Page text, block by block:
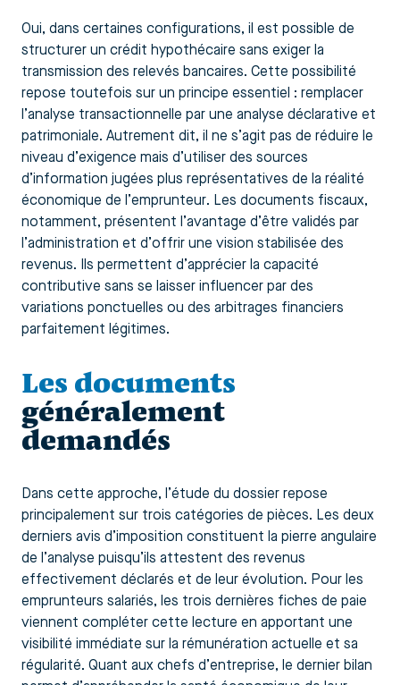
Oui, dans certaines configurations, il est possible de
structurer un crédit hypothécaire sans exiger la
transmission des relevés bancaires. Cette possibilité
repose toutefois sur un principe essentiel : remplacer
l’analyse transactionnelle par une analyse déclarative et
patrimoniale. Autrement dit, il ne s’agit pas de réduire le
niveau d’exigence mais d’utiliser des sources
d’information jugées plus représentatives de la réalité
économique de l’emprunteur. Les documents fiscaux,
notamment, présentent l’avantage d’être validés par
l’administration et d’offrir une vision stabilisée des
revenus. Ils permettent d’apprécier la capacité
contributive sans se laisser influencer par des
variations ponctuelles ou des arbitrages financiers
parfaitement légitimes.
Les documents
généralement
demandés
Dans cette approche, l’étude du dossier repose
principalement sur trois catégories de pièces. Les deux
derniers avis d’imposition constituent la pierre angulaire
de l’analyse puisqu’ils attestent des revenus
effectivement déclarés et de leur évolution. Pour les
emprunteurs salariés, les trois dernières fiches de paie
viennent compléter cette lecture en apportant une
visibilité immédiate sur la rémunération actuelle et sa
régularité. Quant aux chefs d’entreprise, le dernier bilan